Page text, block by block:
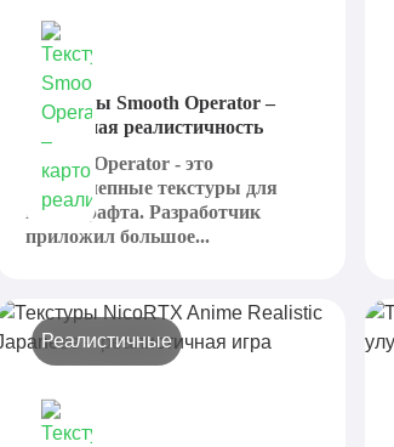
Текстуры Smooth Operator –
картонная реалистичность
Smooth Operator - это
великолепные текстуры для
Майнкрафта. Разработчик
приложил большое...
Реалистичные